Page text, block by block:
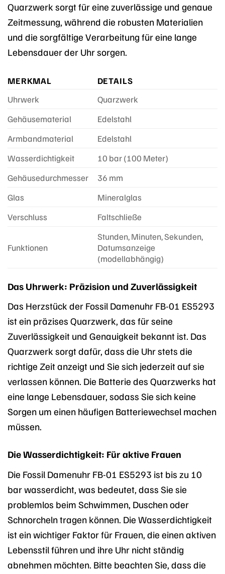
Quarzwerk sorgt für eine zuverlässige und genaue
Zeitmessung, während die robusten Materialien
und die sorgfältige Verarbeitung für eine lange
Lebensdauer der Uhr sorgen.
MERKMAL
DETAILS
Uhrwerk
Quarzwerk
Gehäusematerial
Edelstahl
Armbandmaterial
Edelstahl
Wasserdichtigkeit
10 bar (100 Meter)
Gehäusedurchmesser
36 mm
Glas
Mineralglas
Verschluss
Faltschließe
Funktionen
Stunden, Minuten, Sekunden,
Datumsanzeige
(modellabhängig)
Das Uhrwerk: Präzision und Zuverlässigkeit
Das Herzstück der Fossil Damenuhr FB-01 ES5293
ist ein präzises Quarzwerk, das für seine
Zuverlässigkeit und Genauigkeit bekannt ist. Das
Quarzwerk sorgt dafür, dass die Uhr stets die
richtige Zeit anzeigt und Sie sich jederzeit auf sie
verlassen können. Die Batterie des Quarzwerks hat
eine lange Lebensdauer, sodass Sie sich keine
Sorgen um einen häufigen Batteriewechsel machen
müssen.
Die Wasserdichtigkeit: Für aktive Frauen
Die Fossil Damenuhr FB-01 ES5293 ist bis zu 10
bar wasserdicht, was bedeutet, dass Sie sie
problemlos beim Schwimmen, Duschen oder
Schnorcheln tragen können. Die Wasserdichtigkeit
ist ein wichtiger Faktor für Frauen, die einen aktiven
Lebensstil führen und ihre Uhr nicht ständig
abnehmen möchten. Bitte beachten Sie, dass die